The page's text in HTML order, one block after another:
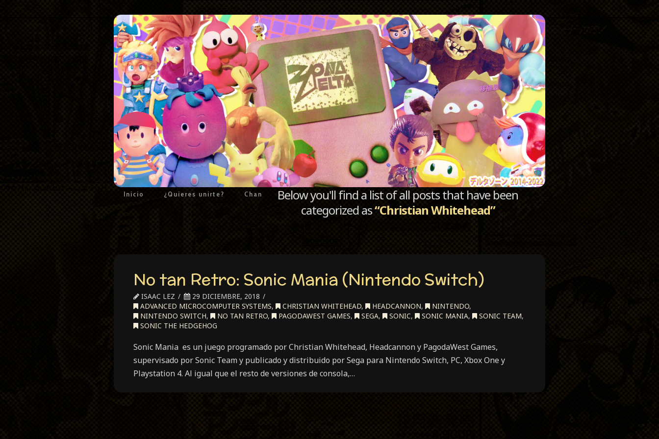
Inicio ¿Quieres unirte? Chan
Below you'll find a list of all posts that have been
categorized as“Christian Whitehead”
No tan Retro: Sonic Mania (Nintendo Switch)
ISAAC LEZ
29 DICIEMBRE, 2018
ADVANCED MICROCOMPUTER SYSTEMS, CHRISTIAN WHITEHEAD, HEADCANNON, NINTENDO,
NINTENDO SWITCH, NO TAN RETRO, PAGODAWEST GAMES, SEGA, SONIC, SONIC MANIA, SONIC TEAM,
SONIC THE HEDGEHOG
Sonic Mania es un juego programado por Christian Whitehead, Headcannon y PagodaWest Games,
supervisado por Sonic Team y publicado y distribuido por Sega para Nintendo Switch, PC, Xbox One y
Playstation 4. Al igual que el resto de versiones de consola,…